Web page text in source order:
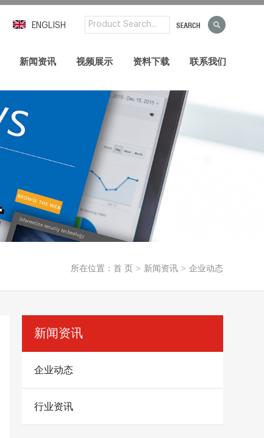
ENGLISH
新闻资讯 视频展示 资料下载 联系我们
所在位置： 首 页 > 新闻资讯 > 企业动态
新闻资讯
企业动态
行业资讯